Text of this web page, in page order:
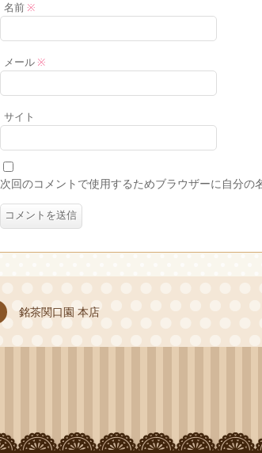
名前※
メール※
サイト
次回のコメントで使用するためブラウザーに自分の
銘茶関口園 本店